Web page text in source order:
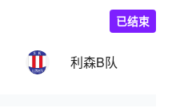
利森B队
已结束